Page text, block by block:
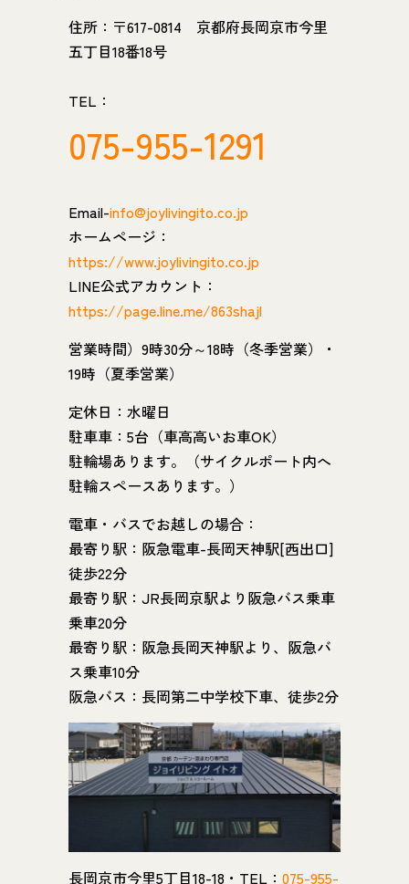
住所：〒617-0814 京都府長岡京市今里
五丁目18番18号
TEL：
075-955-1291
Email-info@joylivingito.co.jp
ホームページ：
https://www.joylivingito.co.jp
LINE公式アカウント：
https://page.line.me/863shajl
営業時間）9時30分～18時（冬季営業）・
19時（夏季営業）
定休日：水曜日
駐車車：5台（車高高いお車OK）
駐輪場あります。（サイクルポート内へ
駐輪スペースあります。）
電車・バスでお越しの場合：
最寄り駅：阪急電車-長岡天神駅[西出口]
徒歩22分
最寄り駅：JR長岡京駅より阪急バス乗車
乗車20分
最寄り駅：阪急長岡天神駅より、阪急バ
ス乗車10分
阪急バス：長岡第二中学校下車、徒歩2分
長岡京市今里5丁目18-18・TEL： 075-955-